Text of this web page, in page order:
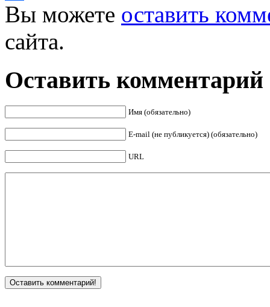
Facebook
Вы можете оставить
сайта.
Оставить комментарий
Имя (обязательно)
E-mail (не публикуется) (обязательно)
URL